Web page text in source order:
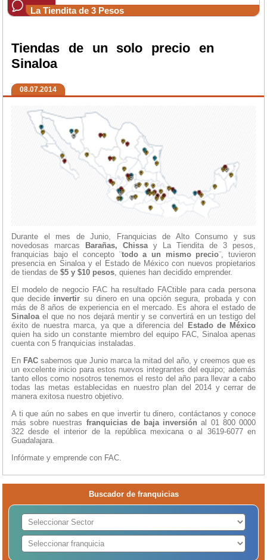
La Tiendita de 3 Pesos
Tiendas de un solo precio en
Sinaloa
08.07.2014
Durante el mes de Junio, Franquicias de Alto Consumo y sus
novedosas marcas
Barañas, Chissa y La Tiendita de 3 pesos,
franquicias bajo el concepto ¨todo a un mismo precio¨, tuvieron
presencia en Sinaloa y el Estado de México con nuevos propietarios
de tiendas de $5 y $10 pesos , quienes han decidido emprender.
El modelo de negocio FAC ha resultado FACtible para cada persona
que decide invertir su dinero en una opción segura, probada y con
más de 8 años de experiencia en el mercado. Es ahora el estado de
Sinaloa el que no nos dejará mentir y se convertirá en un testigo del
éxito de nuestra marca, ya que a diferencia del
Estado de México
quien ha sido un constante miembro del equipo FAC, Sinaloa apenas
cuenta con 5 franquicias instaladas.
En FAC sabemos que Junio marca la mitad del año, y creemos que es
un excelente inicio para estos nuevos integrantes del equipo; además
tanto ellos como nosotros tenemos el resto del año para llevar a cabo
todas las metas establecidas en nuestro plan del 2014 y cerrar de
manera exitosa nuestro objetivo.
A ti que aún no sabes en que invertir tu dinero, contáctanos y conoce
más sobre nuestras franquicias de baja inversiónal 01 800 0000
322 desde el interior de la república mexicana o al 3619-6077 en
Guadalajara.
Infórmate y emprende con FAC.
Buscador de franquicias